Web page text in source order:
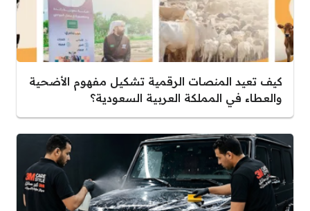
كيف تعيد المنصات الرقمية تشكيل مفهوم الأضحية
والعطاء في المملكة العربية السعودية؟